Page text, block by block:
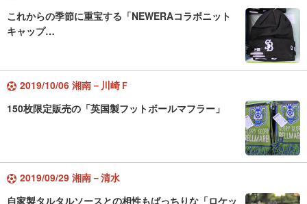
これからの季節に重宝する「NEWERAコラボニット
キャップ…
2019/10/06 湘南－川崎Ｆ
150枚限定販売の「英国製フットボールマフラー」
2019/09/29 湘南－清水
自家製タルタルソースとの相性もばっちりな「ロケッ